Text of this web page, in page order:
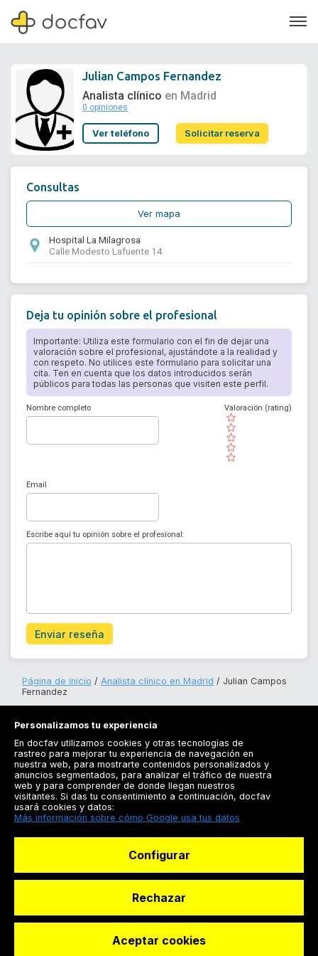
Soporte
Julian Campos Fernandez
Analista clínico en Madrid
0 opiniones
Ver teléfono Solicitar reserva
Consultas
Ver mapa
Hospital La Milagrosa
Calle Modesto Lafuente 14
Deja tu opinión sobre el profesional
Importante: Utiliza este formulario con el fin de dejar una
valoración sobre el profesional, ajustándote a la realidad y
con respeto. No utilices este formulario para solicitar una
cita. Ten en cuenta que los datos introducidos serán
públicos para todas las personas que visiten este perfil.
Nombre completo
( )
( )
( )
( )
( )
Valoración (rating)
Email
Escribe aquí tu opinión sobre el profesional:
Enviar reseña
Página de inicio Analista clínico en Madrid
Julian Campos
Fernandez
Registrarse
Docfav
© Dashboard Technologies S.L
Personalizamos tu experiencia
En docfav utilizamos cookies y otras tecnologías de
rastreo para mejorar tu experiencia de navegación en
nuestra web, para mostrarte contenidos personalizados y
anuncios segmentados, para analizar el tráfico de nuestra
web y para comprender de donde llegan nuestros
visitantes. Si das tu consentimiento a continuación, docfav
usará cookies y datos:
Más información sobre cómo Google usa tus datos
Configurar
Rechazar
Aceptar cookies